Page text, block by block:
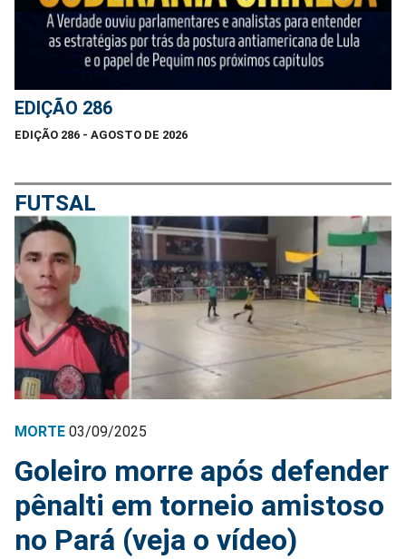
EDIÇÃO 286
EDIÇÃO 286 - AGOSTO DE 2026
FUTSAL
MORTE 03/09/2025
Goleiro morre após defender
pênalti em torneio amistoso
no Pará (veja o vídeo)